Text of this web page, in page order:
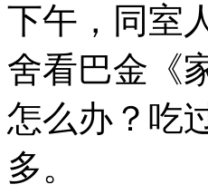
下午，同室
舍看巴金《
怎么办？吃
多。